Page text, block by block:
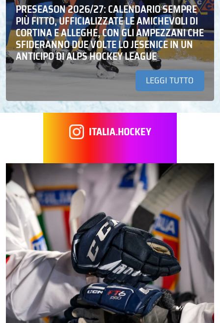
PRESEASON 2026/27: CALENDARIO SEMPRE
PIÙ FITTO, UFFICIALIZZATE LE AMICHEVOLI DI
CORTINA E ALLEGHE, CON GLI AMPEZZANI CHE
SFIDERANNO DUE VOLTE LO JESENICE IN UN
ANTICIPO DI ALPS HOCKEY LEAGUE
LEGGI TUTTO
ITALIA.HOCKEY